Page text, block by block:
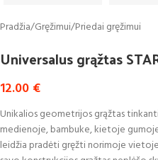
Pradžia/Gręžimui/Priedai gręžimui
Universalus grąžtas
12.00 €
Unikalios geometrijos grąžtas
medienoje, bambuke, kietoje
leidžia pradėti gręžti norimoje